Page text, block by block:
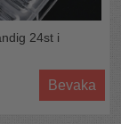
24st i
Bevaka